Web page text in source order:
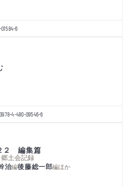
6
978-4-480-09546-6
２ 編集篇
土会記録
治編後藤総一郎編ほか